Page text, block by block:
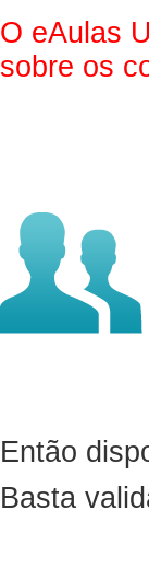
O eAulas
sobre os
Então
Basta